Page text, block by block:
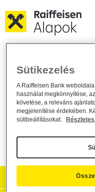
Módosul a
Alapkezelő Zrt.
alap kezelési
Alapkezelő közzététel /
Sütikezelés
A Raiffeisen Bank
használat megkönnyítése,
követése, a releváns
megjelenítése érdekében.
sütibeállításokat.